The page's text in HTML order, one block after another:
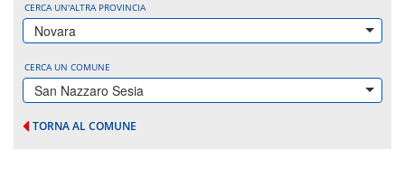
CERCA UN'ALTRA PROVINCIA
Novara
CERCA UN COMUNE
San Nazzaro Sesia
TORNA AL COMUNE